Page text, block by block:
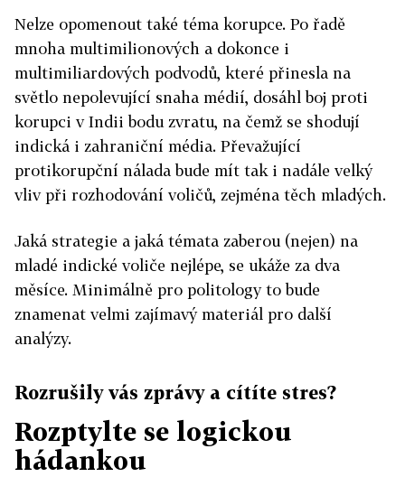
Nelze opomenout také téma korupce. Po řadě
mnoha multimilionových a dokonce i
multimiliardových podvodů, které přinesla na
světlo nepolevující snaha médií, dosáhl boj proti
korupci v Indii bodu zvratu, na čemž se shodují
indická i zahraniční média. Převažující
protikorupční nálada bude mít tak i nadále velký
vliv při rozhodování voličů, zejména těch mladých.
Jaká strategie a jaká témata zaberou (nejen) na
mladé indické voliče nejlépe, se ukáže za dva
měsíce. Minimálně pro politology to bude
znamenat velmi zajímavý materiál pro další
analýzy.
Rozrušily vás zprávy a cítíte stres?
Rozptylte se logickou
hádankou